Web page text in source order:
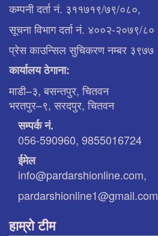
कम्पनी दर्ता नं. ३११७१९/७९/०८०,
सूचना विभाग दर्ता नं. ४००२-२०७९/८०
प्रेस काउन्सिल सुचिकरण नम्बर ३९७७
कार्यालय ठेगाना:
माडी–३, बसन्तपुर, चितवन
भरतपुर–९, सरदपुर, चितवन
सम्पर्क नं.
056-590960, 9855016724
ईमेल
info@pardarshionline.com,
pardarshionline1@gmail.com
हाम्रो टीम